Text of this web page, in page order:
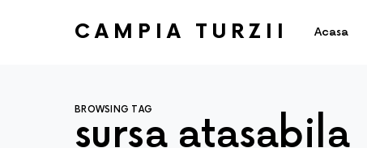
CAMPIA TURZII Acasa
BROWSING TAG
sursa atasabila